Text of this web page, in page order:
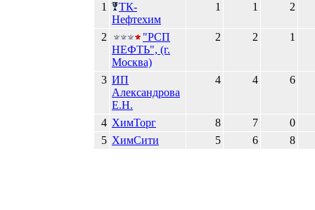
1
ТК-
Нефтехим
1 1 2
2
"РСП
НЕФТЬ", (г.
Москва)
2 2 1
3 ИП
Александрова
Е.Н.
4 4 6
4 ХимТорг 8 7
0
5 ХимСити 5 6 8